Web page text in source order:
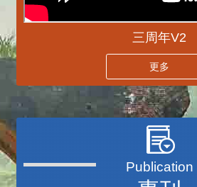
三周年V2
更多